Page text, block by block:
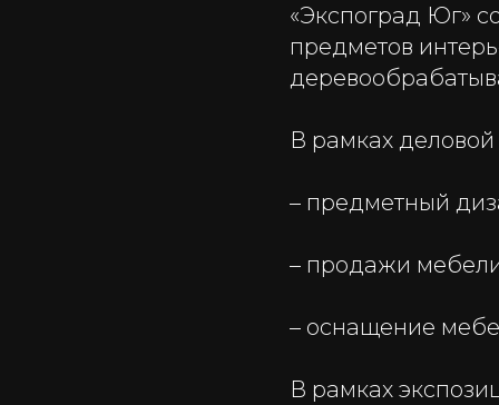
«Экспоград Юг»
предметов
В рамках
– предметный
– продажи
– оснащение
В рамках